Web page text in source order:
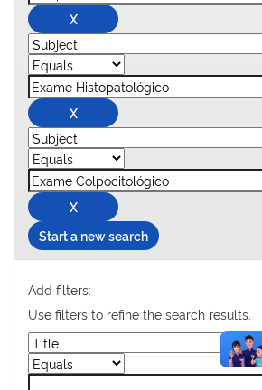
Start a new search
Add filters:
Use filters to refine the search results.